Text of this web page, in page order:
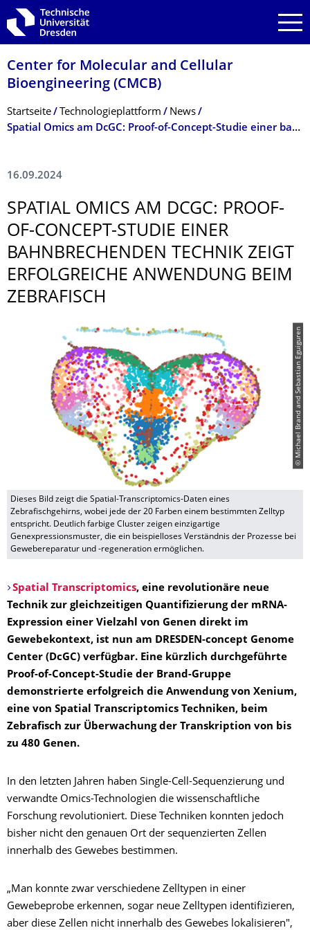
Zur Hauptnavigation springen
Zur Suche springen
Zum Inhalt springen
Center for Molecular and Cellular
Bioengineering (CMCB)
Breadcrumb-Menü
Startseite Technologie­plattform
News
Spatial Omics am DcGC: Proof-of-Concept-Studie einer bahnbrechenden Technik zeigt erfolgreiche Anwendung beim Zebrafisch
16.09.2024
SPATIAL OMICS AM DCGC: PROOF-
OF-CONCEPT-STUDIE EINER
BAHNBRECHENDEN TECHNIK ZEIGT
ERFOLGREICHE ANWENDUNG BEIM
ZEBRAFISCH
© Michael Brand and Sebastian Eguiguren
Dieses Bild zeigt die Spatial-Transcriptomics-Daten eines
Zebrafischgehirns, wobei jede der 20 Farben einem bestimmten Zelltyp
entspricht. Deutlich farbige Cluster zeigen einzigartige
Genexpressionsmuster, die ein beispielloses Verständnis der Prozesse bei
Gewebereparatur und -regeneration ermöglichen.
Spatial Transcriptomics, eine revolutionäre neue
Technik zur gleichzeitigen Quantifizierung der mRNA-
Expression einer Vielzahl von Genen direkt im
Gewebekontext, ist nun am DRESDEN-concept Genome
Center (DcGC) verfügbar. Eine kürzlich durchgeführte
Proof-of-Concept-Studie der Brand-Gruppe
demonstrierte erfolgreich die Anwendung von Xenium,
eine von Spatial Transcriptomics Techniken, beim
Zebrafisch zur Überwachung der Transkription von bis
zu 480 Genen.
In den letzten Jahren haben Single-Cell-Sequenzierung und
verwandte Omics-Technologien die wissenschaftliche
Forschung revolutioniert. Diese Techniken konnten jedoch
bisher nicht den genauen Ort der sequenzierten Zellen
innerhalb des Gewebes bestimmen.
„Man konnte zwar verschiedene Zelltypen in einer
Gewebeprobe erkennen, sogar neue Zelltypen identifizieren,
aber diese Zellen nicht innerhalb des Gewebes lokalisieren",